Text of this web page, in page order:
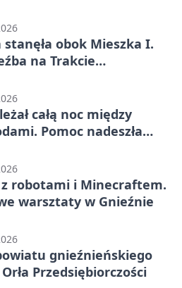
stanęła obok Mieszka I.
na Trakcie
całą noc między
Pomoc nadeszła
z robotami i Minecraftem.
warsztaty w Gnieźnie
gnieźnieńskiego
Przedsiębiorczości